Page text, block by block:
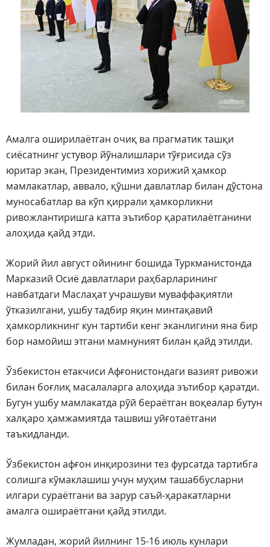
Амалга оширилаётган очиқ ва прагматик ташқи
сиёсатнинг устувор йўналишлари тўғрисида сўз
юритар экан, Президентимиз хорижий ҳамкор
мамлакатлар, аввало, қўшни давлатлар билан дўстона
муносабатлар ва кўп қиррали ҳамкорликни
ривожлантиришга катта эътибор қаратилаётганини
алоҳида қайд этди.
Жорий йил август ойининг бошида Туркманистонда
Марказий Осиё давлатлари раҳбарларининг
навбатдаги Маслаҳат учрашуви муваффақиятли
ўтказилгани, ушбу тадбир яқин минтақавий
ҳамкорликнинг кун тартиби кенг эканлигини яна бир
бор намойиш этгани мамнуният билан қайд этилди.
Ўзбекистон етакчиси Афғонистондаги вазият ривожи
билан боғлиқ масалаларга алоҳида эътибор қаратди.
Бугун ушбу мамлакатда рўй бераётган воқеалар бутун
халқаро ҳамжамиятда ташвиш уйғотаётгани
таъкидланди.
Ўзбекистон афғон инқирозини тез фурсатда тартибга
солишга кўмаклашиш учун муҳим ташаббусларни
илгари сураётгани ва зарур саъй-ҳаракатларни
амалга ошираётгани қайд этилди.
Жумладан, жорий йилнинг 15-16 июль кунлари